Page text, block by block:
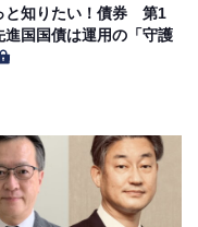
とします。
）
があります。
と知りたい！債券 第1
進国国債は運用の「守護